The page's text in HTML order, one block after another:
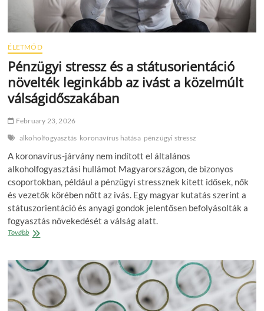
ÉLETMÓD
Pénzügyi stressz és a státusorientáció
növelték leginkább az ivást a közelmúlt
válságidőszakában
February 23, 2026
alkoholfogyasztás koronavírus hatása pénzügyi stressz
A koronavírus-járvány nem indított el általános
alkoholfogyasztási hullámot Magyarországon, de bizonyos
csoportokban, például a pénzügyi stressznek kitett idősek, nők
és vezetők körében nőtt az ivás. Egy magyar kutatás szerint a
státuszorientáció és anyagi gondok jelentősen befolyásolták a
fogyasztás növekedését a válság alatt.
TovábbPénzügyi
a
státusorientáció
növelték
leginkább